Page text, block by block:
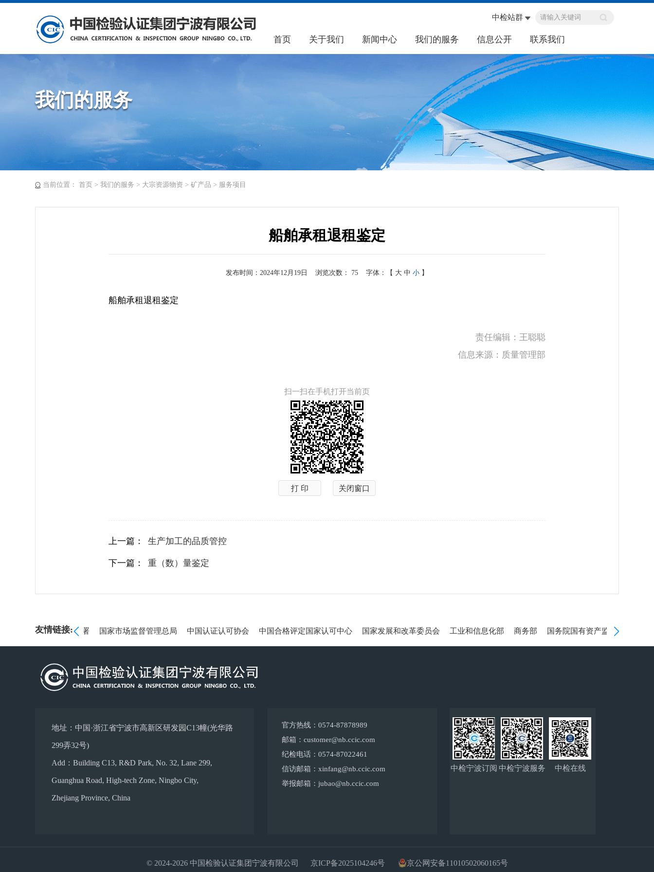
中检站群
首页 关于我们 新闻中心 我们的服务 信息公开 联系我们
我们的服务
当前位置： 首页 > 我们的服务 > 大宗资源物资 > 矿产品 > 服务项目
船舶承租退租鉴定
发布时间：2024年12月19日 浏览次数： 75 字体：【 大 中 小 】
船舶承租退租鉴定
责任编辑：王聪聪
信息来源：质量管理部
扫一扫在手机打开当前页
打 印 关闭窗口
上一篇： 生产加工的品质管控
下一篇： 重（数）量鉴定
友情链接:
管理委员会 海关总署 国家市场监督管理总局 中国认证认可协会 中国合格评定国家认可中心 国家发展和改革委员会 工业和信息化部 商务部 国务院国有资产监督管理委员会
地址：中国·浙江省宁波市高新区研发园C13幢(光华路
299弄32号)
Add：Building C13, R&D Park, No. 32, Lane 299,
Guanghua Road, High-tech Zone, Ningbo City,
Zhejiang Province, China
官方热线：0574-87878989
邮箱：customer@nb.ccic.com
纪检电话：0574-87022461
信访邮箱：xinfang@nb.ccic.com
举报邮箱：jubao@nb.ccic.com
中检宁波订阅 中检宁波服务 中检在线
© 2024-2026 中国检验认证集团宁波有限公司 京ICP备2025104246号 京公网安备11010502060165号